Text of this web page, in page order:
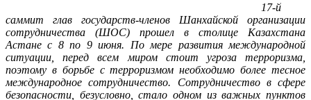
17-й
саммит глав государств-членов Шанхайской организации
сотрудничества (ШОС) прошел в столице Казахстана
Астане с 8 по 9 июня. По мере развития международной
ситуации, перед всем миром стоит угроза терроризма,
поэтому в борьбе с терроризмом необходимо более тесное
международное сотрудничество. Сотрудничество в сфере
безопасности, безусловно, стало одном из важных пунктов